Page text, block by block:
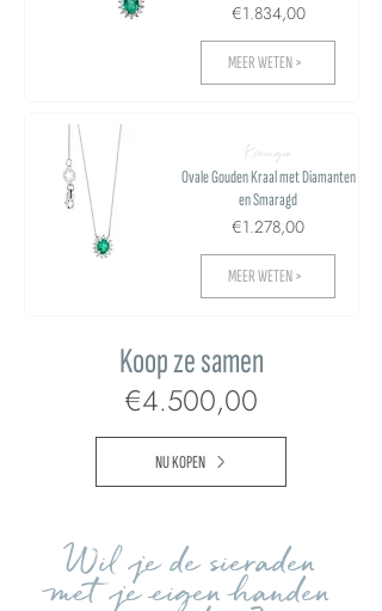
€1.834,00
MEER WETEN >
Koningin
Ovale Gouden Kraal met Diamanten
en Smaragd
€1.278,00
MEER WETEN >
Koop ze samen
€4.500,00
NU KOPEN
Wil je de sieraden
met je eigen handen